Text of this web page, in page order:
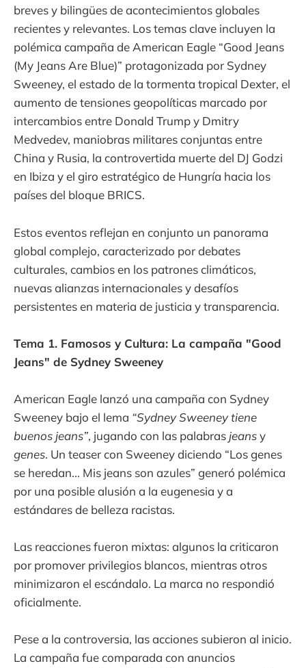
breves y bilingües de acontecimientos globales
recientes y relevantes. Los temas clave incluyen la
polémica campaña de American Eagle “Good Jeans
(My Jeans Are Blue)” protagonizada por Sydney
Sweeney, el estado de la tormenta tropical Dexter, el
aumento de tensiones geopolíticas marcado por
intercambios entre Donald Trump y Dmitry
Medvedev, maniobras militares conjuntas entre
China y Rusia, la controvertida muerte del DJ Godzi
en Ibiza y el giro estratégico de Hungría hacia los
países del bloque BRICS.
Estos eventos reflejan en conjunto un panorama
global complejo, caracterizado por debates
culturales, cambios en los patrones climáticos,
nuevas alianzas internacionales y desafíos
persistentes en materia de justicia y transparencia.
Tema 1. Famosos y Cultura: La campaña "Good
Jeans" de Sydney Sweeney
American Eagle lanzó una campaña con Sydney
Sweeney bajo el lema “Sydney Sweeney tiene
buenos jeans”, jugando con las palabras jeansy
genes. Un teaser con Sweeney diciendo “Los genes
se heredan... Mis jeans son azules” generó polémica
por una posible alusión a la eugenesia y a
estándares de belleza racistas.
Las reacciones fueron mixtas: algunos la criticaron
por promover privilegios blancos, mientras otros
minimizaron el escándalo. La marca no respondió
oficialmente.
Pese a la controversia, las acciones subieron al inicio.
La campaña fue comparada con anuncios